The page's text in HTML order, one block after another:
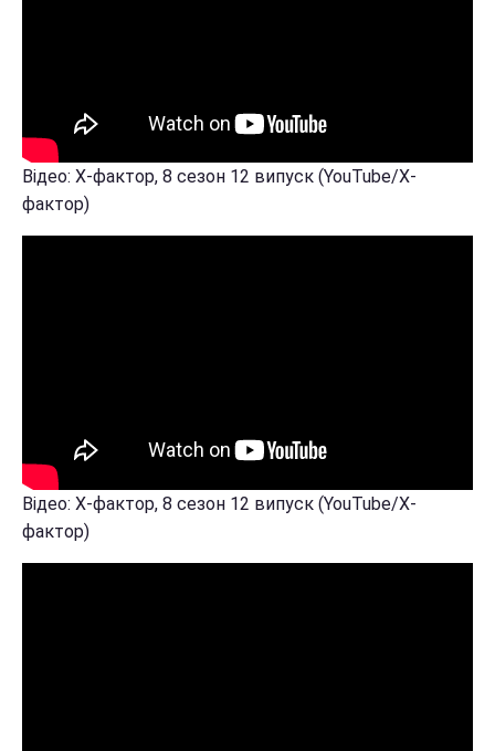
Відео: Х-фактор, 8 сезон 12 випуск (YouTube/Х-
фактор)
Відео: Х-фактор, 8 сезон 12 випуск (YouTube/Х-
фактор)